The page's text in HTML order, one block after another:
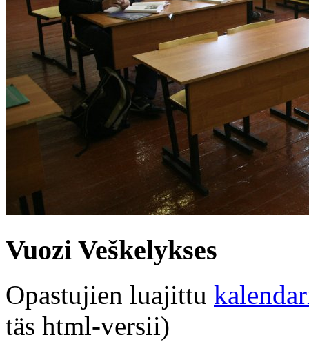
Vuozi Veškelykses
Opastujien luajittu
täs html-versii)